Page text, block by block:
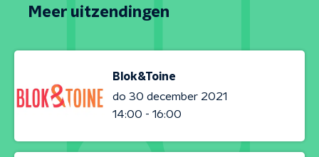
Meer uitzendingen
Blok&Toine
do 30 december 2021
14:00 - 16:00